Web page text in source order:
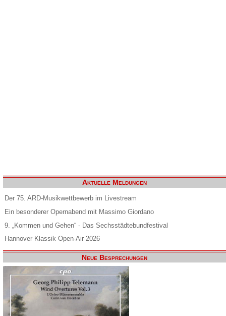
Aktuelle Meldungen
Der 75. ARD-Musikwettbewerb im Livestream
Ein besonderer Opernabend mit Massimo Giordano
9. „Kommen und Gehen“ - Das Sechsstädtebundfestival
Hannover Klassik Open-Air 2026
Neue Besprechungen